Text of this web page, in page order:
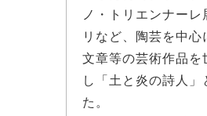
ノ・トリエンナーレ
リなど、陶芸を中心
文章等の芸術作品を
し「土と炎の詩人」
た。